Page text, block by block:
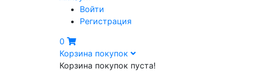
Войти
Регистрация
0
Корзина покупок
Корзина покупок пуста!